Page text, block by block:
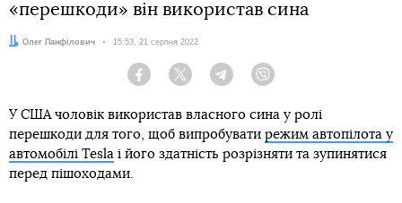
«перешкоди» він використав сина
Автор:
Олег Панфілович Дата:
15:53, 21 серпня 2022
Facebook Twitter Telegram
У США чоловік використав власного сина у ролі
перешкоди для того, щоб випробувати режим автопілота у
автомобілі Tesla і його здатність розрізняти та зупинятися
перед пішоходами.